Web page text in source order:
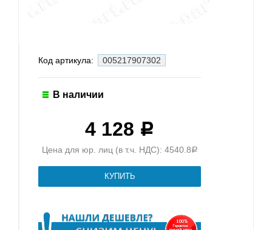
Код артикула: 005217907302
В наличии
4 128 Р
Цена для юр. лиц (в т.ч. НДС): 4540.8 Р